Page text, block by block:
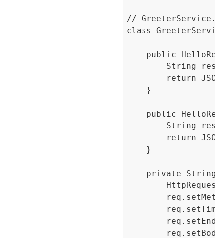
//
class
public
String
return
    }
public
String
return
    }
private